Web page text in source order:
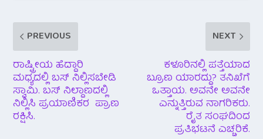
PREVIOUS
ರಾಷ್ಟ್ರೀಯ ಹೆದ್ದಾರಿ
ಮಧ್ಯದಲ್ಲಿ ಬಸ್ ನಿಲ್ಲಿಸಬೇಡಿ
ಸ್ವಾಮಿ. ಬಸ್ ನಿಲ್ದಾಣದಲ್ಲಿ
ನಿಲ್ಲಿಸಿ ಪ್ರಯಾಣಿಕರ ಪ್ರಾಣ
ರಕ್ಷಿಸಿ.
NEXT
ಕಳೂರಿನಲ್ಲಿ ಪತ್ತೆಯಾದ
ಬ್ರೂಣ ಯಾರದ್ದು? ತನಿಖೆಗೆ
ಒತ್ತಾಯ. ಅವನೇ ಅವನೇ
ಎನ್ನುತ್ತಿರುವ ನಾಗರಿಕರು.
ರೈತ ಸಂಘದಿಂದ
ಪ್ರತಿಭಟನೆ ಎಚ್ಚರಿಕೆ.